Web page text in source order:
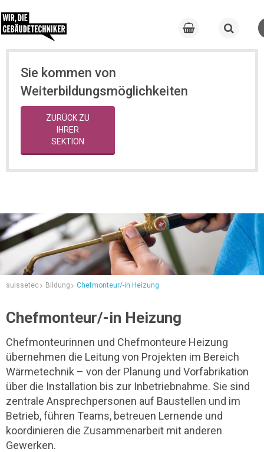
Sie kommen von
Weiterbildungsmöglichkeiten
ZURÜCK ZU
IHRER
SEKTION
suissetec Bildung Chefmonteur/-in Heizung
Chefmonteur/-in Heizung
Chefmonteurinnen und Chefmonteure Heizung
übernehmen die Leitung von Projekten im Bereich
Wärmetechnik – von der Planung und Vorfabrikation
über die Installation bis zur Inbetriebnahme. Sie sind
zentrale Ansprechpersonen auf Baustellen und im
Betrieb, führen Teams, betreuen Lernende und
koordinieren die Zusammenarbeit mit anderen
Gewerken.